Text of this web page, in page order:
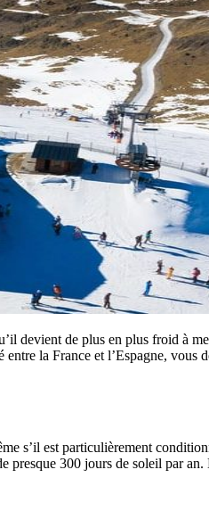
devient de plus en plus froid à
la France et l’Espagne,
s’il est particulièrement
300 jours de soleil par